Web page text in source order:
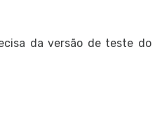
da versão de teste do